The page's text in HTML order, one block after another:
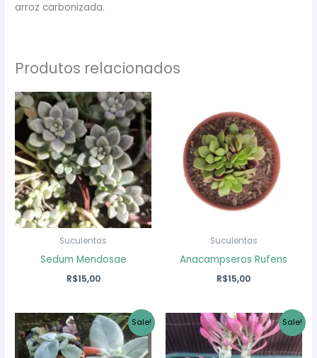
arroz carbonizada.
Produtos relacionados
Suculentas
Sedum Mendosae
R$15,00
Suculentas
Anacampseros Rufens
R$15,00
Sale! Sale!